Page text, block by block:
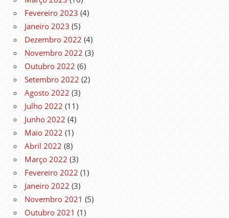
Fevereiro 2023 (4)
Janeiro 2023 (5)
Dezembro 2022 (4)
Novembro 2022 (3)
Outubro 2022 (6)
Setembro 2022 (2)
Agosto 2022 (3)
Julho 2022 (11)
Junho 2022 (4)
Maio 2022 (1)
Abril 2022 (8)
Março 2022 (3)
Fevereiro 2022 (1)
Janeiro 2022 (3)
Novembro 2021 (5)
Outubro 2021 (1)